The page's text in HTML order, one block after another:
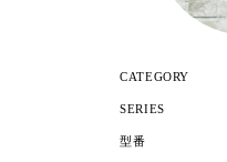
CATEGORY
SERIES
型番